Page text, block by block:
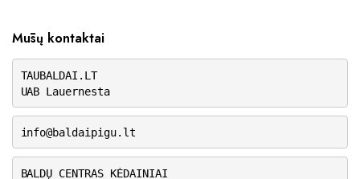
Mūsų kontaktai
TAUBALDAI.LT
UAB Lauernesta
info@baldaipigu.lt
BALDŲ CENTRAS KĖDAINIAI